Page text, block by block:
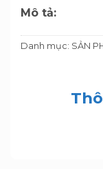
Mô tả:
Danh mục: SẢN